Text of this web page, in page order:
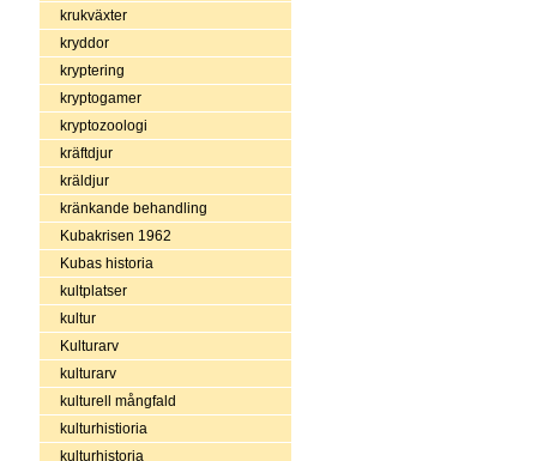
krukväxter
kryddor
kryptering
kryptogamer
kryptozoologi
kräftdjur
kräldjur
kränkande behandling
Kubakrisen 1962
Kubas historia
kultplatser
kultur
Kulturarv
kulturarv
kulturell mångfald
kulturhistioria
kulturhistoria